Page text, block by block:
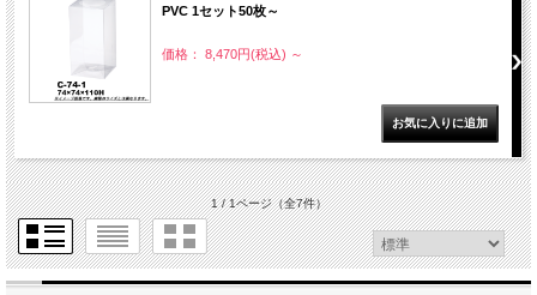
PVC 1セット50枚～
価格： 8,470円(税込) ～
1 / 1ページ（全7件）